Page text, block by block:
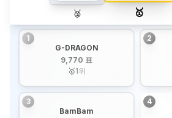
🥈 🥇
1
G-DRAGON
9,770 표
🥇1위
2
3
BamBam
4